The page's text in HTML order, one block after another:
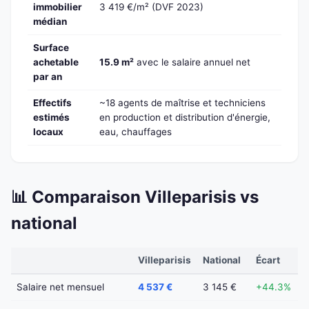
immobilier
médian
3 419 €/m² (DVF 2023)
Surface
achetable
par an
15.9 m² avec le salaire annuel net
Effectifs
estimés
locaux
~18 agents de maîtrise et techniciens
en production et distribution d'énergie,
eau, chauffages
📊 Comparaison Villeparisis vs
national
Villeparisis National Écart
Salaire net mensuel 4 537 € 3 145 € +44.3%